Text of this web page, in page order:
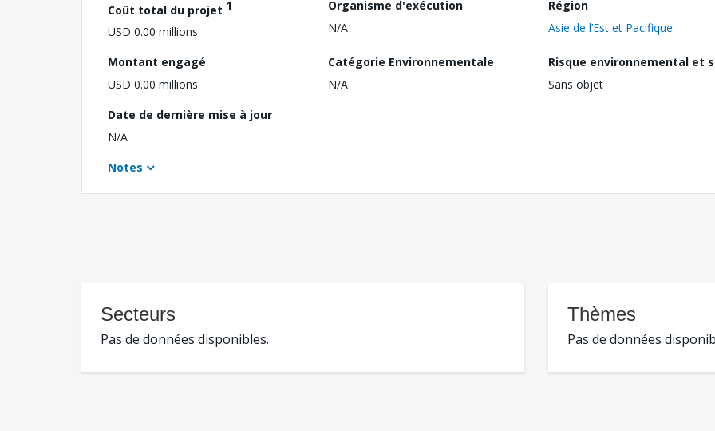
Coût total du projet 1
USD 0.00 millions
Organisme d'exécution
N/A
Région
Asie de l’Est et Pacifique
Montant engagé
USD 0.00 millions
Catégorie Environnementale
N/A
Risque environnemental et
Sans objet
Date de dernière mise à jour
N/A
Notes
Secteurs
Pas de données disponibles.
Thèmes
Pas de données